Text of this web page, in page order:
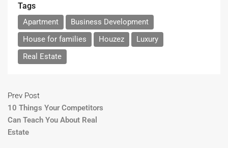
Tags
Apartment
Business Development
House for families
Houzez
Luxury
Real Estate
Prev Post
10 Things Your Competitors
Can Teach You About Real
Estate